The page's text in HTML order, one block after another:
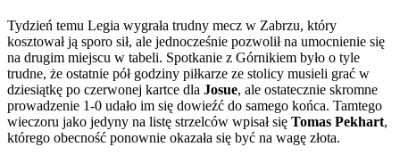
Tydzień temu Legia wygrała trudny mecz w Zabrzu, który
kosztował ją sporo sił, ale jednocześnie pozwolił na umocnienie się
na drugim miejscu w tabeli. Spotkanie z Górnikiem było o tyle
trudne, że ostatnie pół godziny piłkarze ze stolicy musieli grać w
dziesiątkę po czerwonej kartce dla Josue, ale ostatecznie skromne
prowadzenie 1-0 udało im się dowieźć do samego końca. Tamtego
wieczoru jako jedyny na listę strzelców wpisał się Tomas Pekhart,
którego obecność ponownie okazała się być na wagę złota.